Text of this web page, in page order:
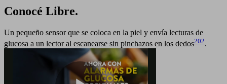
Conocé Libre.
Un pequeño sensor que se coloca en la piel y envía lecturas de
glucosa a un lector al escanearse sin pinchazos en los dedos202.